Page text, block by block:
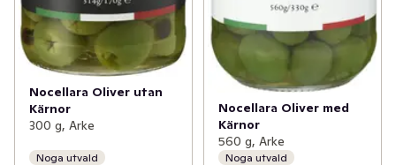
Nocellara Oliver utan
Kärnor
300 g, Arke
Noga utvald
Nocellara Oliver med
Kärnor
560 g, Arke
Noga utvald